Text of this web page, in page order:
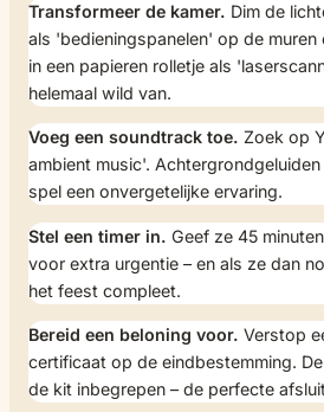
Transformeer de kamer. Dim de
als 'bedieningspanelen' op de muren
in een papieren rolletje als
helemaal wild van.
Voeg een soundtrack toe. Zoek op
ambient music'.
spel een onvergetelijke ervaring.
Stel een timer in. Geef ze 45
voor extra urgentie – en als ze dan
het feest compleet.
Bereid een beloning voor. Verstop
certificaat op de eindbestemming.
de kit inbegrepen – de perfecte